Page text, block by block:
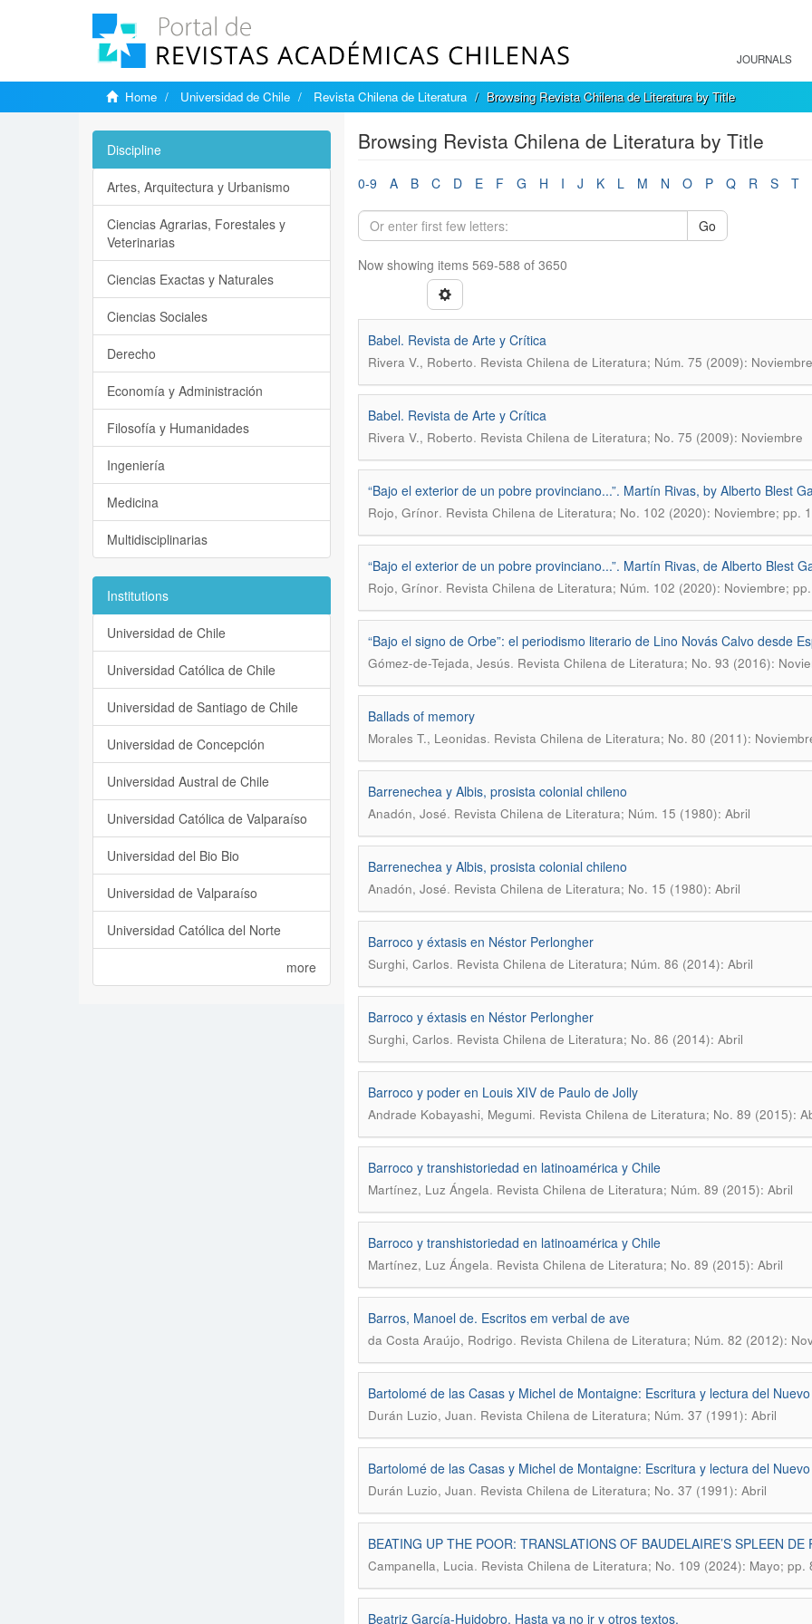
JOURNALS
Home Universidad de Chile Revista Chilena de Literatura Browsing Revista Chilena de Literatura by Title
Browsing Revista Chilena de Literatura by Title
0-9 A B C D E F G H I J K L M N O P Q R S T
Go
Now showing items 569-588 of 3650
Babel. Revista de Arte y Crítica
Rivera V., Roberto. Revista Chilena de Literatura; Núm. 75 (2009): Noviembre
Babel. Revista de Arte y Crítica
Rivera V., Roberto. Revista Chilena de Literatura; No. 75 (2009): Noviembre
“Bajo el exterior de un pobre provinciano...”. Martín Rivas, by Alberto Blest
Rojo, Grínor. Revista Chilena de Literatura; No. 102 (2020): Noviembre; pp.
“Bajo el exterior de un pobre provinciano...”. Martín Rivas, de Alberto Blest
Rojo, Grínor. Revista Chilena de Literatura; Núm. 102 (2020): Noviembre;
“Bajo el signo de Orbe”: el periodismo literario de Lino Novás Calvo desde
Gómez-de-Tejada, Jesús. Revista Chilena de Literatura; No. 93 (2016):
Ballads of memory
Morales T., Leonidas. Revista Chilena de Literatura; No. 80 (2011):
Barrenechea y Albis, prosista colonial chileno
Anadón, José. Revista Chilena de Literatura; Núm. 15 (1980): Abril
Barrenechea y Albis, prosista colonial chileno
Anadón, José. Revista Chilena de Literatura; No. 15 (1980): Abril
Barroco y éxtasis en Néstor Perlongher
Surghi, Carlos. Revista Chilena de Literatura; Núm. 86 (2014): Abril
Barroco y éxtasis en Néstor Perlongher
Surghi, Carlos. Revista Chilena de Literatura; No. 86 (2014): Abril
Barroco y poder en Louis XIV de Paulo de Jolly
Andrade Kobayashi, Megumi. Revista Chilena de Literatura; No. 89 (2015):
Barroco y transhistoriedad en latinoamérica y Chile
Martínez, Luz Ángela. Revista Chilena de Literatura; Núm. 89 (2015): Abril
Barroco y transhistoriedad en latinoamérica y Chile
Martínez, Luz Ángela. Revista Chilena de Literatura; No. 89 (2015): Abril
Barros, Manoel de. Escritos em verbal de ave
da Costa Araújo, Rodrigo. Revista Chilena de Literatura; Núm. 82 (2012):
Bartolomé de las Casas y Michel de Montaigne: Escritura y lectura del
Durán Luzio, Juan. Revista Chilena de Literatura; Núm. 37 (1991): Abril
Bartolomé de las Casas y Michel de Montaigne: Escritura y lectura del
Durán Luzio, Juan. Revista Chilena de Literatura; No. 37 (1991): Abril
BEATING UP THE POOR: TRANSLATIONS OF BAUDELAIRE’S SPLEEN
Campanella, Lucia. Revista Chilena de Literatura; No. 109 (2024): Mayo; pp.
Beatriz García-Huidobro. Hasta ya no ir y otros textos.
Discipline
Artes, Arquitectura y Urbanismo
Ciencias Agrarias, Forestales y
Veterinarias
Ciencias Exactas y Naturales
Ciencias Sociales
Derecho
Economía y Administración
Filosofía y Humanidades
Ingeniería
Medicina
Multidisciplinarias
Institutions
Universidad de Chile
Universidad Católica de Chile
Universidad de Santiago de Chile
Universidad de Concepción
Universidad Austral de Chile
Universidad Católica de Valparaíso
Universidad del Bio Bio
Universidad de Valparaíso
Universidad Católica del Norte
more